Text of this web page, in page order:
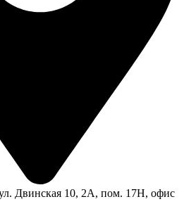
Двинская 10, 2А, пом. 17Н, офис